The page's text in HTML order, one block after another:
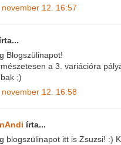
12. 16:57
írta...
Blogszülinapot!
a 3. variációra
;)
12. 16:58
írta...
blogszülinapot itt is Zsuzsi! :)